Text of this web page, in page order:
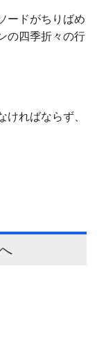
ードがちりばめ
の四季折々の行
ければならず、